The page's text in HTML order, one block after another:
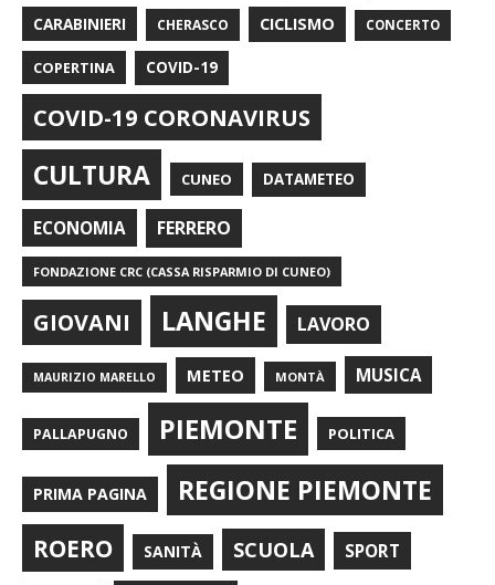
CARABINIERI CHERASCO CICLISMO CONCERTO
COPERTINA COVID-19
COVID-19 CORONAVIRUS
CULTURA CUNEO DATAMETEO
ECONOMIA FERRERO
FONDAZIONE CRC (CASSA RISPARMIO DI CUNEO)
GIOVANI LANGHE LAVORO
MAURIZIO MARELLO METEO MONTÀ MUSICA
PALLAPUGNO PIEMONTE POLITICA
PRIMA PAGINA REGIONE PIEMONTE
ROERO SANITÀ SCUOLA SPORT